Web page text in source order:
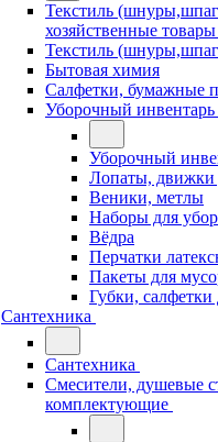
Текстиль
хозяйственные товары
Текстиль
Бытовая химия
Салфетки, бумажные
Уборочный инвентарь
Уборочный
Лопаты, движки
Веники, метлы
Наборы для
Вёдра
Перчатки
Пакеты для
Губки, салфетки
Сантехника
Сантехника
Смесители, душевые
комплектующие